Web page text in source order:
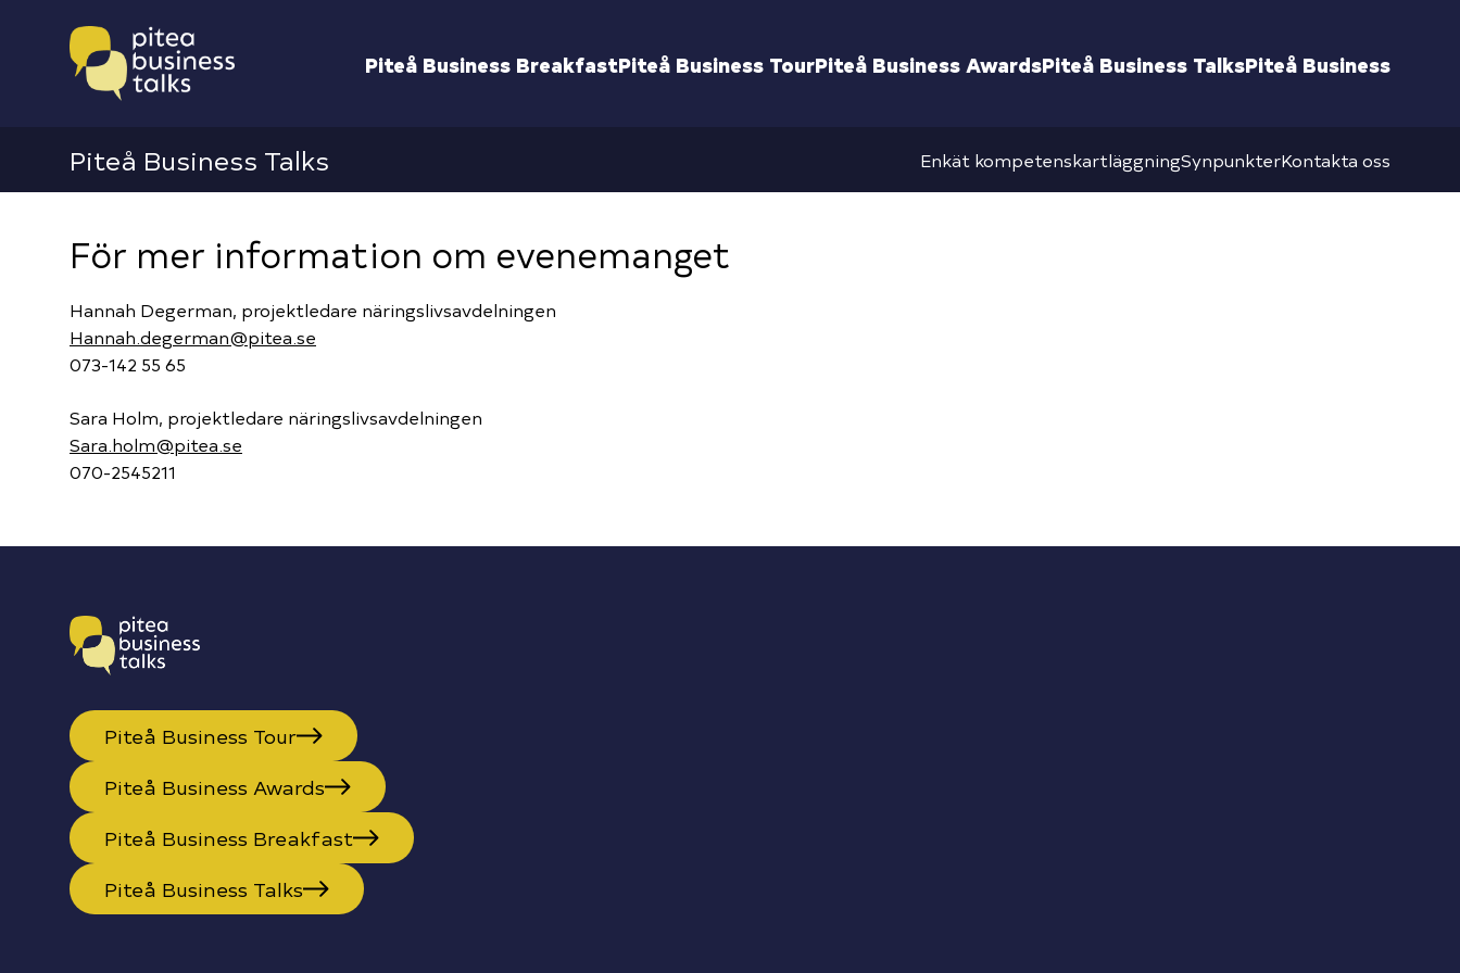
Piteå Business BreakfastPiteå Business TourPiteå Business AwardsPiteå Business TalksPiteå Business
Piteå Business Talks Enkät kompetenskartläggningSynpunkterKontakta oss
För mer information om evenemanget
Hannah Degerman, projektledare näringslivsavdelningen
Hannah.degerman@pitea.se
073-142 55 65
Sara Holm, projektledare näringslivsavdelningen
Sara.holm@pitea.se
070-2545211
Piteå Business Tour
Piteå Business Awards
Piteå Business Breakfast
Piteå Business Talks